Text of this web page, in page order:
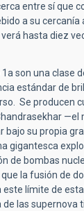
entre sí que
a su cercanía
hasta diez
1a son una clase
estándar de
Se producen
—el
bajo su propia
gigantesca
de bombas
la fusión de
límite de
las supernova